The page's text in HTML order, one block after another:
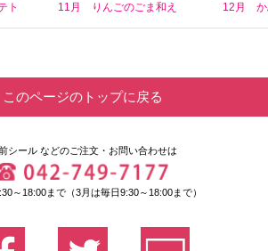
ト 11月 りんごのごま和え 12月 か
このページのトップに戻る
シール などのご注文・お問い合わせは
～18:00まで（3月は毎日9:30～18:00まで）